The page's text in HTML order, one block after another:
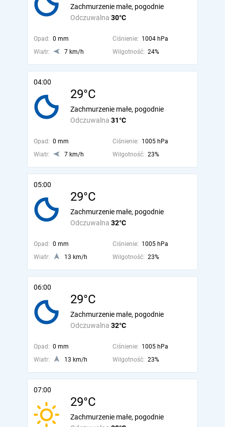
Odczuwalna 30°C
Zachmurzenie małe, pogodnie
Opad: 0 mm Ciśnienie: 1004 hPa
Wiatr:
7 km/h Wilgotność: 24%
04:00
29°C
Odczuwalna 31°C
Zachmurzenie małe, pogodnie
Opad: 0 mm Ciśnienie: 1005 hPa
Wiatr:
7 km/h Wilgotność: 23%
05:00
29°C
Odczuwalna 32°C
Zachmurzenie małe, pogodnie
Opad: 0 mm Ciśnienie: 1005 hPa
Wiatr:
13 km/h Wilgotność: 23%
06:00
29°C
Odczuwalna 32°C
Zachmurzenie małe, pogodnie
Opad: 0 mm Ciśnienie: 1005 hPa
Wiatr:
13 km/h Wilgotność: 23%
07:00
29°C
Zachmurzenie małe, pogodnie